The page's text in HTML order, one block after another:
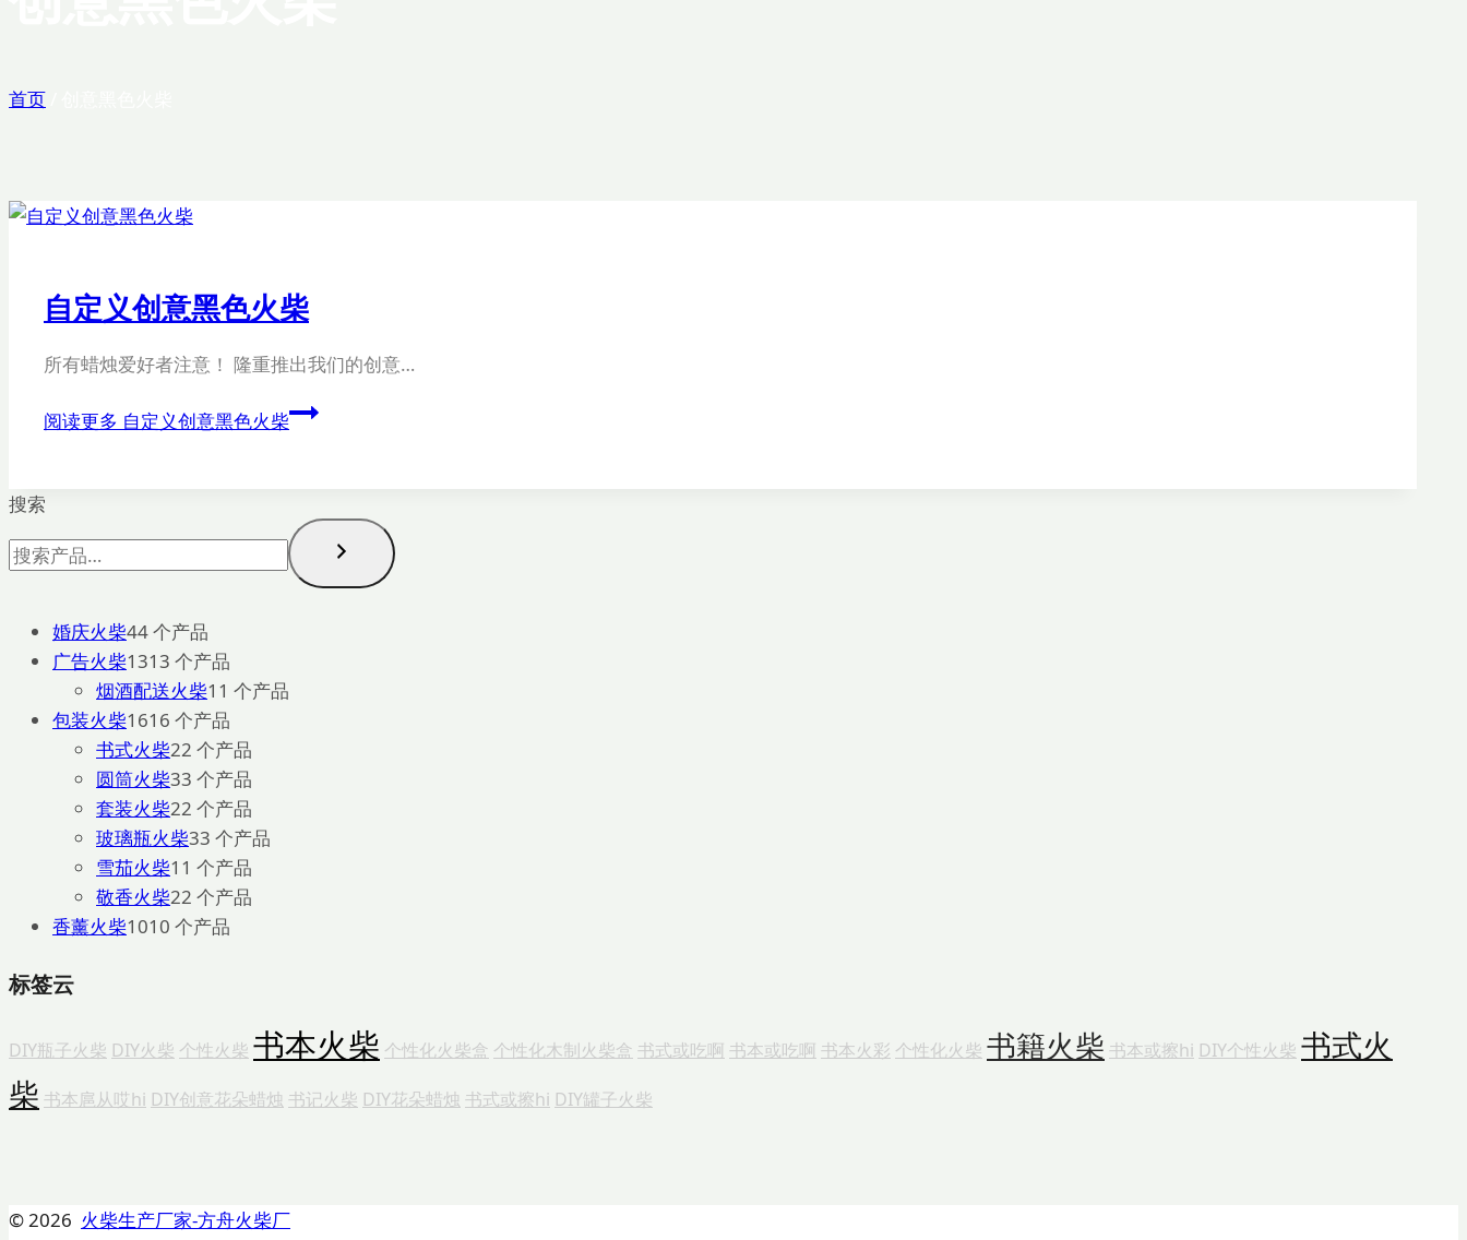
首页
自定义创意黑色火柴
所有蜡烛爱好者注意！ 隆重推出我们的创意…
阅读更多 自定义创意黑色火柴
搜索
婚庆火柴44 个产品
广告火柴1313 个产品
烟酒配送火柴1 1 个产品
包装火柴1616 个产品
书式火柴22 个产品
圆筒火柴33 个产品
套装火柴22 个产品
玻璃瓶火柴33 个产品
雪茄火柴1 1 个产品
敬香火柴22 个产品
香薰火柴1010 个产品
标签云
DIY瓶子火柴 DIY火柴 个性火柴 书本火柴 个性化火柴盒 个性化木制火柴盒 书式或吃啊 书本或吃啊 书本火彩 个性化火柴 书籍火柴 书本或擦hi DIY个性火柴 书式火
柴 书本扈从哎hi DIY创意花朵蜡烛 书记火柴 DIY花朵蜡烛 书式或擦hi DIY罐子火柴
© 2026 火柴生产厂家-方舟火柴厂